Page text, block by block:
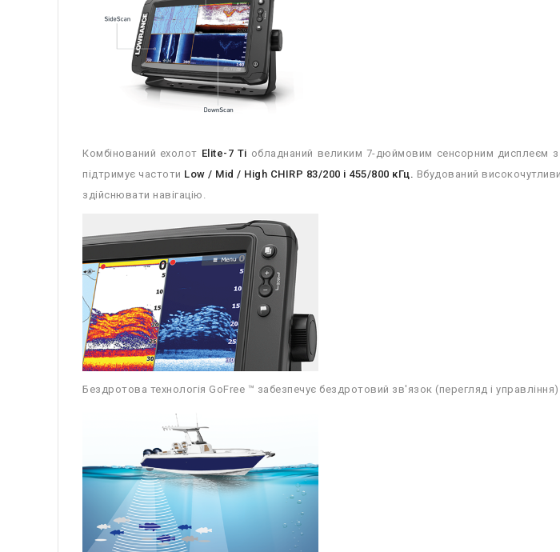
Комбінований ехолот Elite-7 Ti обладнаний великим 7-дюймовим сенсорним дисплеєм
підтримує частоти Low / Mid / High CHIRP 83/200 і 455/800 кГц. Вбудований
здійснювати навігацію.
Бездротова технологія GoFree ™ забезпечує бездротовий зв'язок (перегляд і